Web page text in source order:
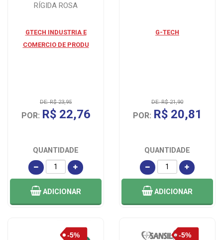
RÍGIDA ROSA
GTECH INDUSTRIA E
COMERCIO DE PRODU
DE: R$ 23,95
POR: R$ 22,76
QUANTIDADE
ADICIONAR
G-TECH
DE: R$ 21,90
POR: R$ 20,81
QUANTIDADE
ADICIONAR